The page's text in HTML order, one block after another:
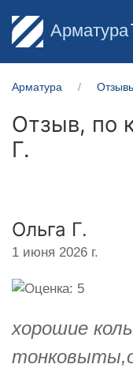
Арматура
Арматура
Отзыв, по
Г.
Ольга Г.
1 июня 2026 г.
хорошие